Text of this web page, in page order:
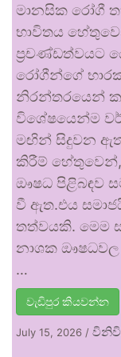
මානසික රෝගී
භාවිතය
ප්‍රචණ්ඩත්වයට
රෝගීන්ගේ
නිරන්තරයෙන්
විශේෂයෙන්ම
මඟින් සිදුවන
කිරීම් හේතුවෙන්,
ඖෂධ පිළිබඳව
වී ඇත.එය
තත්වයකි. මෙම
නාශක ඖෂධවල
…
වැඩිපුර කියවන්න
July 15, 2026 /